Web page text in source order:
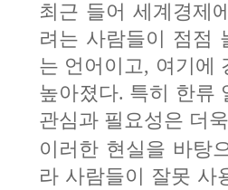
최근 들어 세계경제
려는 사람들이 점점
는 언어이고, 여기에
높아졌다. 특히 한류
관심과 필요성은 더
이러한 현실을 바탕
라 사람들이 잘못 사